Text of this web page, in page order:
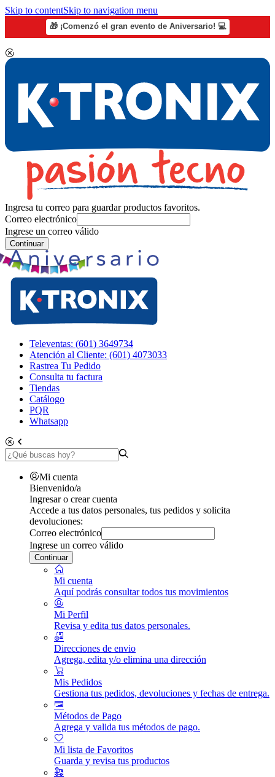
Skip to contentSkip to navigation menu
🎁 ¡Comenzó el gran evento de Aniversario! 💻
Ingresa tu correo para guardar productos favoritos.
Correo electrónico
Ingrese un correo válido
Continuar
Televentas: (601) 3649734
Atención al Cliente: (601) 4073033
Rastrea Tu Pedido
Consulta tu factura
Tiendas
Catálogo
PQR
Whatsapp
Mi cuenta
Bienvenido/a
Ingresar o crear cuenta
Accede a tus datos personales, tus pedidos y solicita
devoluciones:
Correo electrónico
Ingrese un correo válido
Continuar
Mi cuenta
Aquí podrás consultar todos tus movimientos
Mi Perfil
Revisa y edita tus datos personales.
Direcciones de envio
Agrega, edita y/o elimina una dirección
Mis Pedidos
Gestiona tus pedidos, devoluciones y fechas de entrega.
Métodos de Pago
Agrega y valida tus métodos de pago.
Mi lista de Favoritos
Guarda y revisa tus productos